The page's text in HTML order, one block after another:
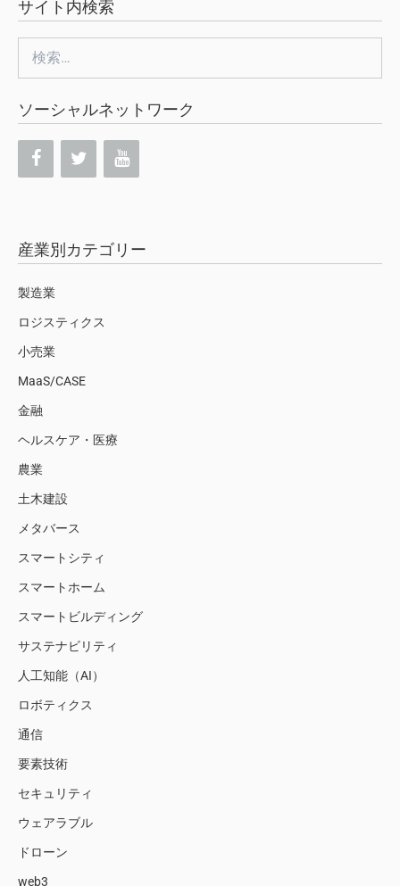
サイト内検索
索:
ソーシャルネットワーク
産業別カテゴリー
製造業
ロジスティクス
小売業
MaaS/CASE
金融
ヘルスケア・医療
農業
土木建設
メタバース
スマートシティ
スマートホーム
スマートビルディング
サステナビリティ
人工知能（AI）
ロボティクス
通信
要素技術
セキュリティ
ウェアラブル
ドローン
web3